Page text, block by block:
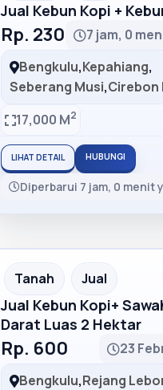
Jual Kebun Kopi +
Rp. 230
7 jam, 0
Bengkulu,Kepahiang,
Seberang Musi,Cirebon
17,000 M2
LIHAT DETAIL HUBUNGI
Diperbarui 7 jam, 0 menit
Recommended
Tanah Jual
Jual Kebun Kopi+
Darat Luas 2 Hektar
Rp. 600
23
Bengkulu,Rejang